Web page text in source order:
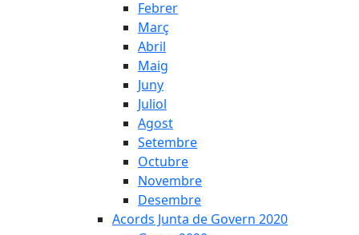
Febrer
Març
Abril
Maig
Juny
Juliol
Agost
Setembre
Octubre
Novembre
Desembre
Acords Junta de Govern 2020